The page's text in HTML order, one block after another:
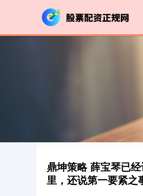
鼎坤策略 薛宝琴已
里，还说第一要紧之